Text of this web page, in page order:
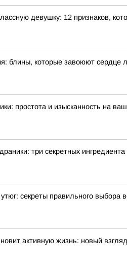
девушку: 12 признаков,
блины, которые завоюют сердце
простота и изысканность на
три секретных
секреты правильного выбора
активную жизнь: новый